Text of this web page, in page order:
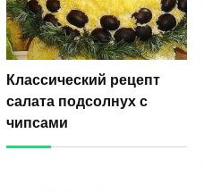
Классический рецепт
салата подсолнух с
чипсами